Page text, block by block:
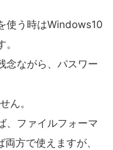
使う時はWindows10
念ながら、パスワー
ん。
、ファイルフォーマ
方で使えますが、